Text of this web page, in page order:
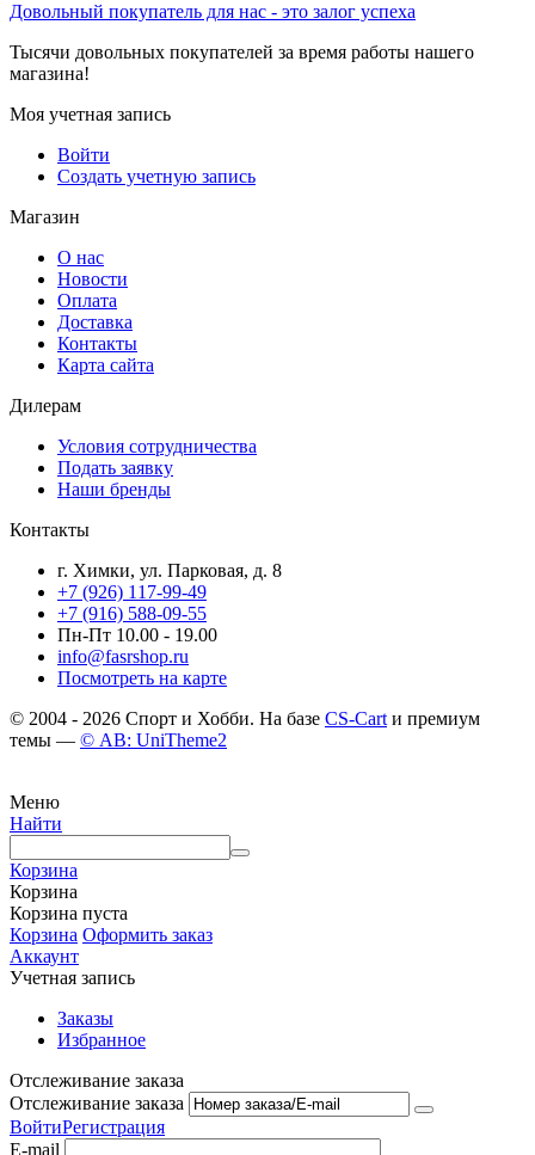
Довольный покупатель для нас - это залог успеха
Тысячи довольных покупателей за время работы нашего
магазина!
Моя учетная запись
Войти
Создать учетную запись
Магазин
О нас
Новости
Оплата
Доставка
Контакты
Карта сайта
Дилерам
Условия сотрудничества
Подать заявку
Наши бренды
Контакты
г. Химки, ул. Парковая, д. 8
+7 (926) 117-99-49
+7 (916) 588-09-55
Пн-Пт 10.00 - 19.00
info@fasrshop.ru
Посмотреть на карте
© 2004 - 2026 Спорт и Хобби. На базе CS-Cart и премиум
темы — © AB: UniTheme2
Меню
Найти
Корзина
Корзина
Корзина пуста
Корзина Оформить заказ
Аккаунт
Учетная запись
Заказы
Избранное
Отслеживание заказа
Отслеживание заказа
ВойтиРегистрация
E-mail